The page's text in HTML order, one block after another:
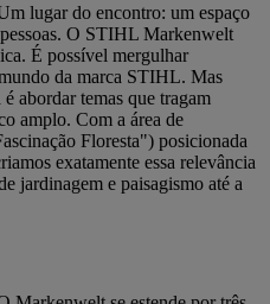
lugar do encontro: um espaço
O STIHL Markenwelt
É possível mergulhar
da marca STIHL. Mas
abordar temas que tragam
amplo. Com a área de
Floresta") posicionada
exatamente essa relevância
jardinagem e paisagismo até a